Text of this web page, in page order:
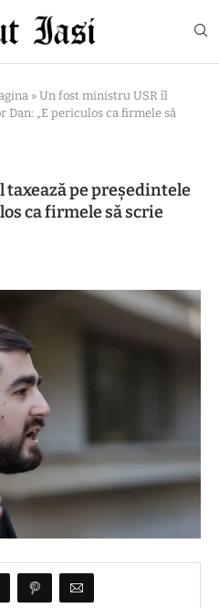
» Un fost ministru USR îl
Dan: „E periculos ca firmele să
pe președintele
ca firmele să scrie